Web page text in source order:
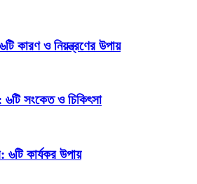
কারণ ও নিয়ন্ত্রণের উপায়
৬টি সংকেত ও চিকিৎসা
৬টি কার্যকর উপায়